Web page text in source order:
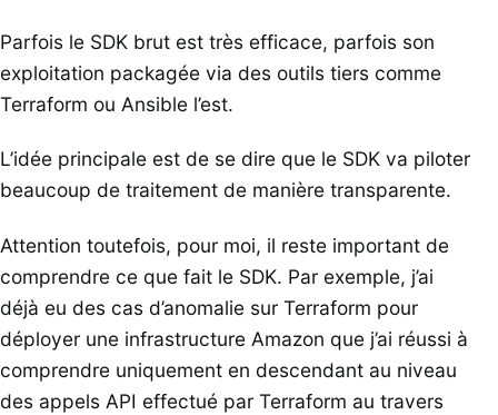
Parfois le SDK brut est très efficace, parfois son
exploitation packagée via des outils tiers comme
Terraform ou Ansible l’est.
L’idée principale est de se dire que le SDK va piloter
beaucoup de traitement de manière transparente.
Attention toutefois, pour moi, il reste important de
comprendre ce que fait le SDK. Par exemple, j’ai
déjà eu des cas d’anomalie sur Terraform pour
déployer une infrastructure Amazon que j’ai réussi à
comprendre uniquement en descendant au niveau
des appels API effectué par Terraform au travers